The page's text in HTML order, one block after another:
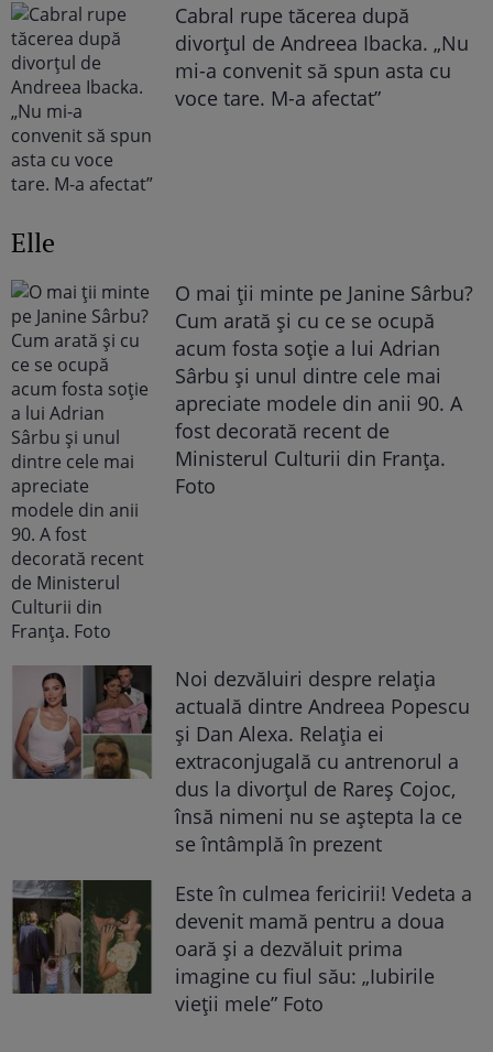
Cabral rupe tăcerea după
divorțul de Andreea Ibacka. „Nu
mi-a convenit să spun asta cu
voce tare. M-a afectat”
Elle
O mai ții minte pe Janine Sârbu?
Cum arată și cu ce se ocupă
acum fosta soție a lui Adrian
Sârbu și unul dintre cele mai
apreciate modele din anii 90. A
fost decorată recent de
Ministerul Culturii din Franța.
Foto
Noi dezvăluiri despre relația
actuală dintre Andreea Popescu
și Dan Alexa. Relația ei
extraconjugală cu antrenorul a
dus la divorțul de Rareș Cojoc,
însă nimeni nu se aștepta la ce
se întâmplă în prezent
Este în culmea fericirii! Vedeta a
devenit mamă pentru a doua
oară și a dezvăluit prima
imagine cu fiul său: „Iubirile
vieții mele” Foto